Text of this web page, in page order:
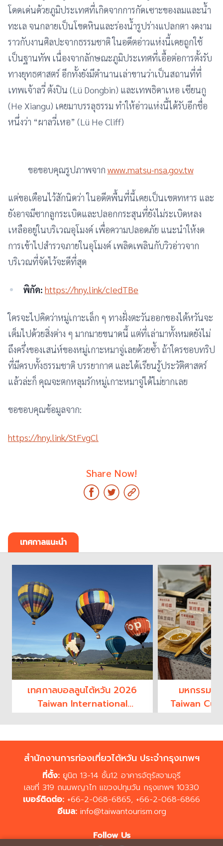
โดดเด่นด้วยภูมิประเทศที่เกิดจากการกัดเซาะของลมและน้ำ
ทะเล จนกลายเป็นโขดหินและร่องน้ำรูปร่างแปลกตา งดงาม
ราวกับงานศิลปะจากธรรมชาติ ในอดีตอ่าวแห่งนี้เคยถูกใช้
เป็นฐานทัพ เนื่องจากลักษณะภูมิประเทศที่เอื้อต่อการตั้งรับ
ทางยุทธศาสตร์ อีกทั้งยังมีตำนานเล่าขานว่าเป็นสถานที่ที่
เทพเจ้าลวี่ ต้งปิน (Lü Dongbin) และเทพธิดาเหอ เซียนกู
(He Xiangu) เคยมาบรรลุธรรม ทำให้อ่าวแห่งนี้ได้รับอีกชื่อ
หนึ่งว่า “ผาลวี่เหอ” (Lü He Cliff)
ขอขอบคุณรูปภาพจาก www.matsu-nsa.gov.tw
แต่ขอเตือนไว้สักนิดว่า ในอดีตพื้นที่นี้เคยเป็นเขตทหาร และ
ยังอาจมีซากลูกระเบิดและปลอกกระสุนที่ยังไม่ระเบิดหลง
เหลืออยู่ในบริเวณอุโมงค์ เพื่อความปลอดภัย แนะนำให้งด
การเข้าไปสำรวจภายในอุโมงค์ เพลิดเพลินกับวิวอ่าวจาก
บริเวณที่จัดไว้จะดีที่สุด
พิกัด: https://hny.link/cIedTBe
ใครจะไปคิดว่าหมู่เกาะเล็ก ๆ ทางฝั่งตะวันออกของไต้หวันจะ
เต็มไปด้วยสิ่งต่าง ๆ มากมายขนาดนี้ แต่ที่เล่ามาทั้งหมดยังไม่
ถึงครึ่งของเสน่ห์ของหมู่เกาะหมาจู่เลยด้วยซ้ำ ถ้าใครชอบทริป
ที่มีครบทั้งธรรมชาติ บรรยากาศ และได้เรียนรู้ประวัติศาสตร์
แล้วล่ะก็ คุณจะตกหลุมรักหมู่เกาะหมาจู่ได้ไม่ยากเลย
ขอขอบคุณข้อมูลจาก:
https://hny.link/StFvgCl
Share Now!
เทศกาลแนะนำ
เทศกาลบอลลูนไต้หวัน 2026
Taiwan International
Balloon Festival
มหกรรมอ
Taiwan
สำนักงานการท่องเที่ยวไต้หวัน ประจำกรุงเทพฯ
ที่ตั้ง: ยูนิต 13-14 ชั้น12 อาคารจัตุรัสจามจุรี
เลขที่ 319 ถนนพญาไท แขวงปทุมวัน กรุงเทพฯ 10330
เบอร์ติดต่อ: +66-2-068-6865, +66-2-068-6866
อีเมล: info@taiwantourism.org
Follow Us